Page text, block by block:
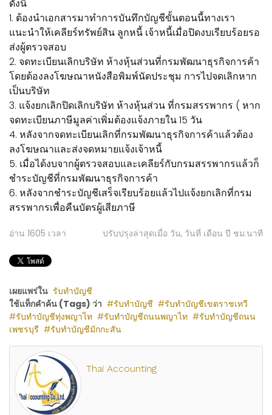
ดังนี้
1. ต้องนำเอกสารมาทำการบันทึกบัญชีขั้นตอนนี้ทางเรา
แนะนำให้เคลียร์ทรัพย์สิน ลูกหนี้ เจ้าหนี้เมื่อปิดงบเรียบร้อยรอ
ส่งผู้ตรวจสอบ
2. จดทะเบียนเลิกบริษัท ห้างหุ้นส่วนที่กรมพัฒนาธุรกิจการค้า
โดยต้องลงโฆษณาหนังสือพิมพ์นัดประชุม การไปจดเลิกหาก
เป็นบริษัท
3. แจ้งยกเลิกปิดเลิกบริษัท ห้างหุ้นส่วน ที่กรมสรรพากร ( หาก
จดทะเบียนภาษีมูลค่าเพิ่มต้องแจ้งภายใน 15 วัน
4. หลังจากจดทะเบียนเลิกที่กรมพัฒนาธุรกิจการค้าแล้วต้อง
ลงโฆษณาและส่งจดหมายแจ้งเจ้าหนี้
5. เมื่อได้งบจากผู้ตรวจสอบและเคลียร์กับกรมสรรพากรแล้วก็
ชำระบัญชีที่กรมพัฒนาธุรกิจการค้า
6. หลังจากชำระบัญชีเสร็จเรียบร้อยแล้วไปแจ้งยกเลิกที่กรม
สรรพากรเพื่อคืนบัตรผู้เสียภาษี
อ่าน 1605 เวลา ปรับปรุงล่าสุดเมื่อ วัน, วันที่ เดือน ปี ชม:นาที
เผยแพร่ใน รับทำบัญชี
ใช้แท็กคำค้น (Tags) ว่า
รับทำบัญชี
รับทำบัญชีเขตราชเทวี
รับทำบัญชีทุ่งพญาไท
รับทำบัญชีถนนพญาไท
รับทำบัญชีถนน
เพชรบุรี
รับทำบัญชีมักกะสัน
Thai Accounting